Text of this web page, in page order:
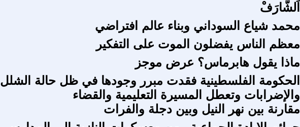
اَلشَّارَفْ
محمد شياع السوداني وبناء عالم افتراضي
معظم الناس يفضلون الموت على التفكير
ماذا يقول هابرماس؟ عرض موجز
الحكومة الفلسطينية فقدت مبرر وجودها في ظل حالة الشلل
والإضرابات وتعطل المسيرة التعليمية والقضاء
مقارنة بين نهر النيل وبين دجلة والفرات